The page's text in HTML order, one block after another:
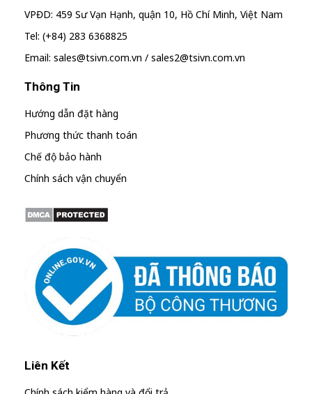
VPĐD: 459 Sư Vạn Hạnh, quận 10, Hồ Chí Minh, Việt Nam
Tel: (+84) 283 6368825
Email: sales@tsivn.com.vn / sales2@tsivn.com.vn
Thông Tin
Hướng dẫn đặt hàng
Phương thức thanh toán
Chế độ bảo hành
Chính sách vận chuyển
Liên Kết